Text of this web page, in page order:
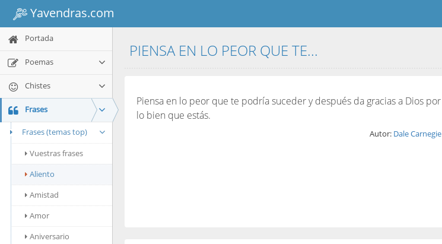
Yavendras.com
Portada
Poemas
Chistes
Frases
Frases (temas top)
Vuestras frases
Aliento
Amistad
Amor
Aniversario
PIENSA EN LO PEOR QUE TE...
Piensa en lo peor que te podría suceder y después da gracias a Dios por
lo bien que estás.
Autor: Dale Carnegie